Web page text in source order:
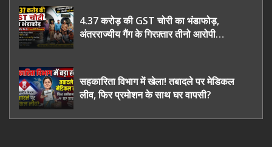
4.37 करोड़ की GST चोरी का भंडाफोड़,
अंतरराज्यीय गैंग के गिरफ़्तार तीनो आरोपी
सहकारिता विभाग में खेला! तबादले पर मेडिकल
लीव, फिर प्रमोशन के साथ घर वापसी?